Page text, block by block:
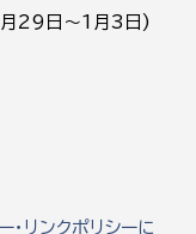
月29日～1月3日)
・リンクポリシーに